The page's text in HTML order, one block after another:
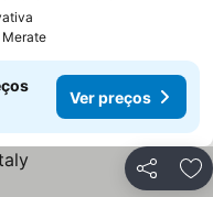
Merate
Ver preços
Partilhar